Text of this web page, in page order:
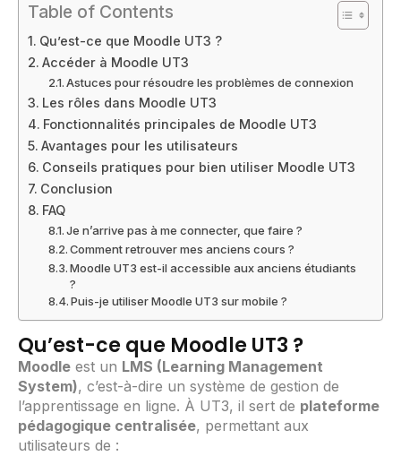
Table of Contents
Qu’est-ce que Moodle UT3 ?
Accéder à Moodle UT3
Astuces pour résoudre les problèmes de connexion
Les rôles dans Moodle UT3
Fonctionnalités principales de Moodle UT3
Avantages pour les utilisateurs
Conseils pratiques pour bien utiliser Moodle UT3
Conclusion
FAQ
Je n’arrive pas à me connecter, que faire ?
Comment retrouver mes anciens cours ?
Moodle UT3 est-il accessible aux anciens étudiants
?
Puis-je utiliser Moodle UT3 sur mobile ?
Qu’est-ce que Moodle UT3 ?
Moodle est un LMS (Learning Management
System), c’est-à-dire un système de gestion de
l’apprentissage en ligne. À UT3, il sert de plateforme
pédagogique centralisée, permettant aux
utilisateurs de :